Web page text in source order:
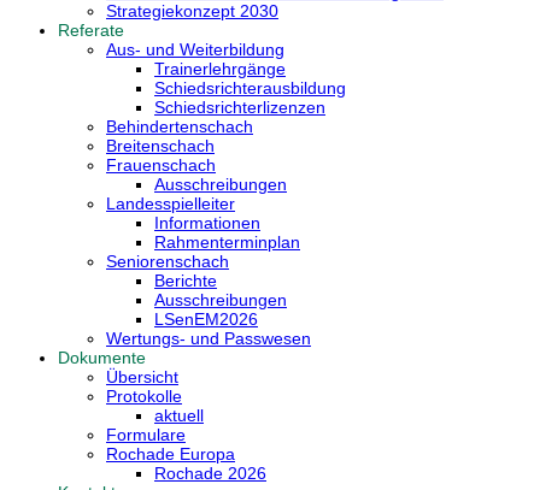
Strategiekonzept 2030
Referate
Aus- und Weiterbildung
Trainerlehrgänge
Schiedsrichterausbildung
Schiedsrichterlizenzen
Behindertenschach
Breitenschach
Frauenschach
Ausschreibungen
Landesspielleiter
Informationen
Rahmenterminplan
Seniorenschach
Berichte
Ausschreibungen
LSenEM2026
Wertungs- und Passwesen
Dokumente
Übersicht
Protokolle
aktuell
Formulare
Rochade Europa
Rochade 2026